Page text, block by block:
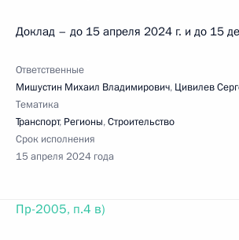
Доклад – до 15 апреля 2024 г. и до 15
Ответственные
Мишустин Михаил Владимирович, Цивилев
Тематика
Транспорт, Регионы,Строительство
Срок исполнения
15 апреля 2024 года
Пр-2005, п.4 в)